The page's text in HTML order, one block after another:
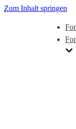
Zum Inhalt springen